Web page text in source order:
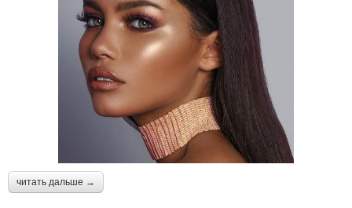
читать дальше →